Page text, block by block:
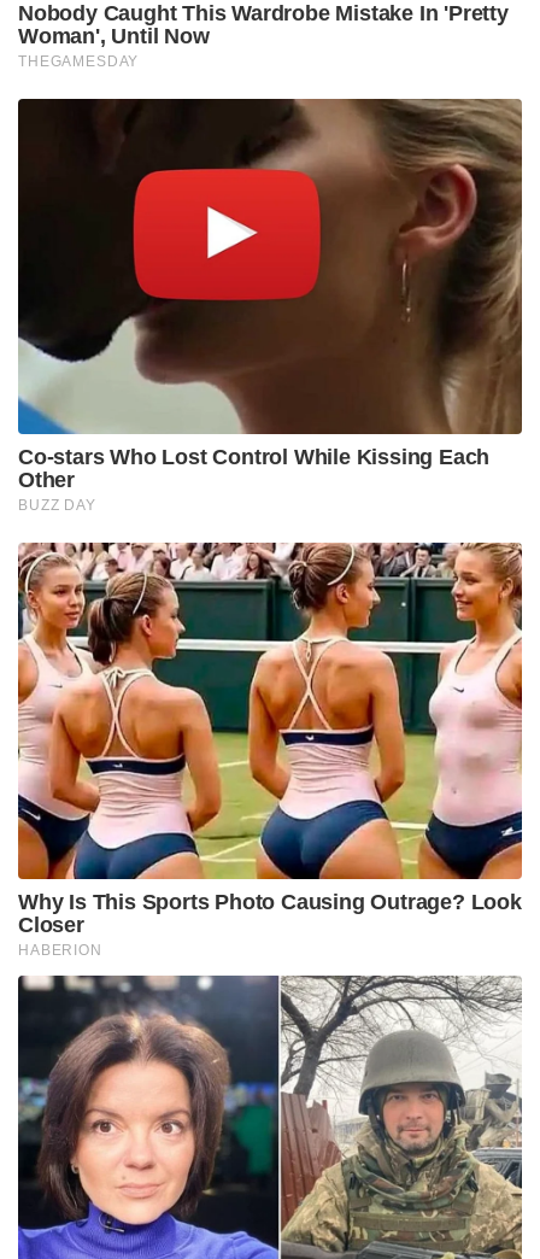
Nobody Caught This Wardrobe Mistake In 'Pretty
Woman', Until Now
THEGAMESDAY
Co-stars Who Lost Control While Kissing Each
Other
BUZZ DAY
Why Is This Sports Photo Causing Outrage? Look
Closer
HABERION